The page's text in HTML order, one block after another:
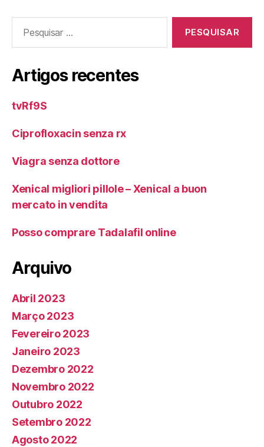
por:
Artigos recentes
tvRf9S
Ciprofloxacin senza rx
Viagra senza dottore
Xenical migliori pillole – Xenical a buon
mercato in vendita
Posso comprare Tadalafil online
Arquivo
Abril 2023
Março 2023
Fevereiro 2023
Janeiro 2023
Dezembro 2022
Novembro 2022
Outubro 2022
Setembro 2022
Agosto 2022